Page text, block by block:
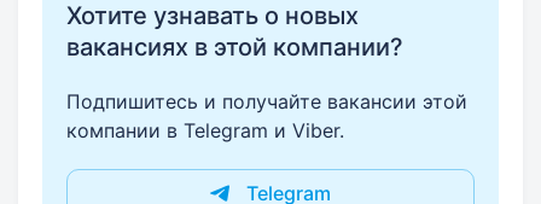
Хотите узнавать о новых
вакансиях в этой компании?
Подпишитесь и получайте вакансии этой
компании в Telegram и Viber.
Telegram